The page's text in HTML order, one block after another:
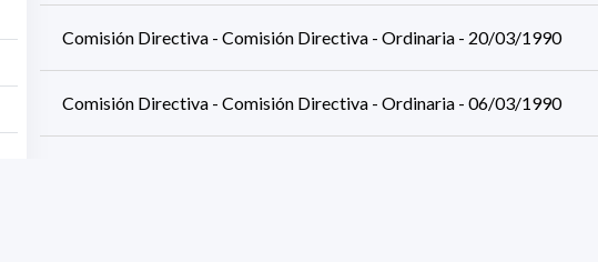
Comisión Directiva - Comisión Directiva - Ordinaria - 20/03/1990
Comisión Directiva - Comisión Directiva - Ordinaria - 06/03/1990